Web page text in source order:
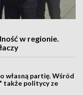
w regionie.
własną partię. Wśród
także politycy ze